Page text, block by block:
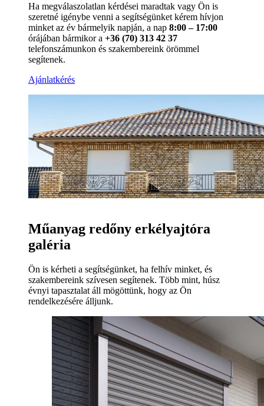
Ha megválaszolatlan kérdései maradtak vagy Ön is
szeretné igénybe venni a segítségünket kérem hívjon
minket az év bármelyik napján, a nap 8:00 – 17:00
órájában bármikor a +36 (70) 313 42 37
telefonszámunkon és szakembereink örömmel
segítenek.
Ajánlatkérés
Műanyag redőny erkélyajtóra
galéria
Ön is kérheti a segítségünket, ha felhív minket, és
szakembereink szívesen segítenek. Több mint, húsz
évnyi tapasztalat áll mögöttünk, hogy az Ön
rendelkezésére álljunk.